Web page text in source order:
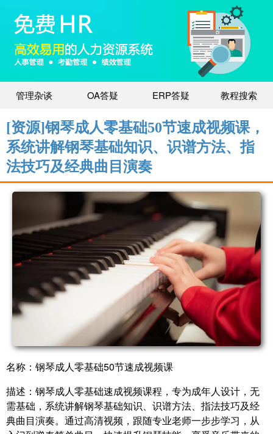
管理杂谈 OA答疑 ERP答疑 教程搜索
[资源]钢琴成人零基础50节速成视频课，
系统讲解钢琴基础知识、识谱方法、指
法技巧及经典曲目演奏
名称：钢琴成人零基础50节速成视频课
描述：钢琴成人零基础速成视频课程，专为成年人设计，无
需基础，系统讲解钢琴基础知识、识谱方法、指法技巧及经
典曲目演奏。通过高清视频，跟随专业老师一步步学习，从